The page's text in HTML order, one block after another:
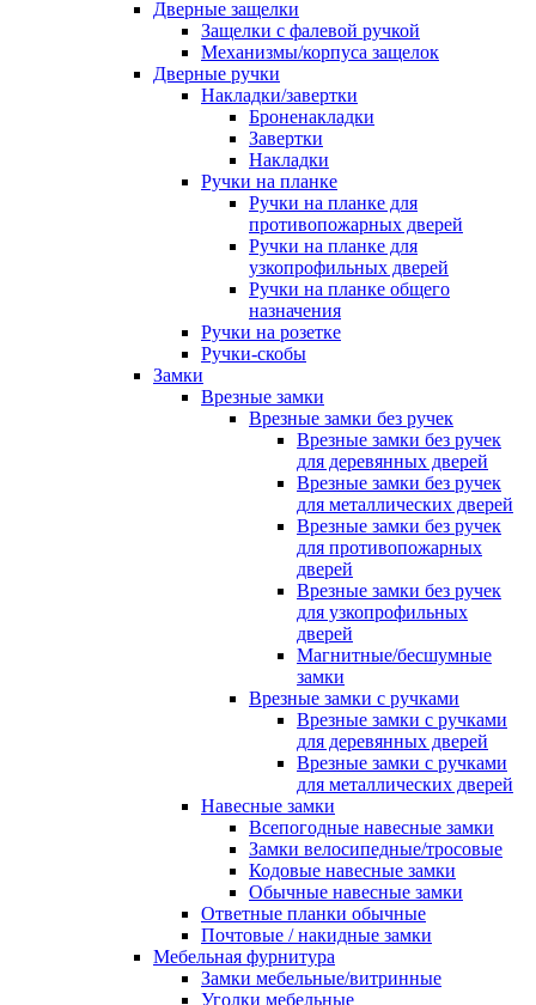
Дверные защелки
Защелки с фалевой ручкой
Механизмы/корпуса защелок
Дверные ручки
Накладки/завертки
Броненакладки
Завертки
Накладки
Ручки на планке
Ручки на планке для
противопожарных дверей
Ручки на планке для
узкопрофильных дверей
Ручки на планке общего
назначения
Ручки на розетке
Ручки-скобы
Замки
Врезные замки
Врезные замки без ручек
Врезные замки без ручек
для деревянных дверей
Врезные замки без ручек
для металлических дверей
Врезные замки без ручек
для противопожарных
дверей
Врезные замки без ручек
для узкопрофильных
дверей
Магнитные/бесшумные
замки
Врезные замки с ручками
Врезные замки с ручками
для деревянных дверей
Врезные замки с ручками
для металлических дверей
Навесные замки
Всепогодные навесные замки
Замки велосипедные/тросовые
Кодовые навесные замки
Обычные навесные замки
Ответные планки обычные
Почтовые / накидные замки
Мебельная фурнитура
Замки мебельные/витринные
Уголки мебельные